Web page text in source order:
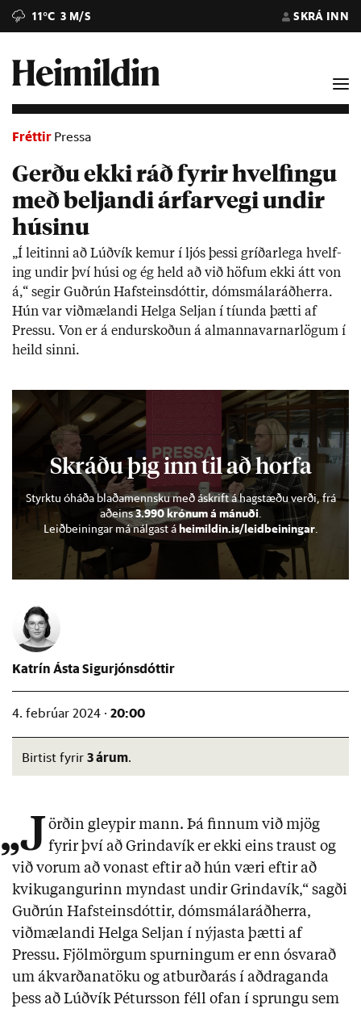
11°C 3 M/S SKRÁ INN
Fréttir Pressa
Gerðu ekki ráð fyrir hvelfingu
með beljandi árfarvegi undir
húsinu
„Í leit­inni að Lúð­vík kem­ur í ljós þessi gríð­ar­lega hvelf­
ing und­ir því húsi og ég held að við höf­um ekki átt von
á,“ seg­ir Guð­rún Haf­steins­dótt­ir, dóms­mála­ráð­herra.
Hún var við­mæl­andi Helga Selj­an í tí­unda þætti af
Pressu. Von er á end­ur­skoð­un á al­manna­varn­ar­lög­um í
heild sinni.
Katrín Ásta Sigurjónsdóttir
4. febrúar 2024 · 20:00
Birtist fyrir 3 árum.
„J örðin gleypir mann. Þá finnum við mjög
fyrir því að Grindavík er ekki eins traust og
við vorum að vonast eftir að hún væri eftir að
kvikugangurinn myndast undir Grindavík,“ sagði
Guðrún Hafsteinsdóttir, dómsmálaráðherra,
viðmælandi Helga Seljan í nýjasta þætti af
Pressu. Fjöl­mörg­um spurn­ing­um er enn ósvar­að
um ákvarð­ana­töku og at­burða­rás í að­drag­anda
þess að Lúð­vík Pét­urs­son féll of­an í sprungu sem